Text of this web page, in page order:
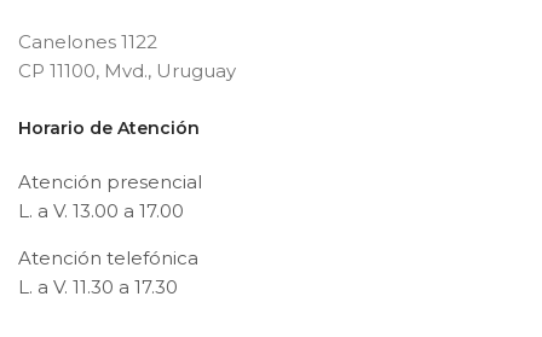
Canelones 1122
CP 11100, Mvd., Uruguay
Horario de Atención
Atención presencial
L. a V. 13.00 a 17.00
Atención telefónica
L. a V. 11.30 a 17.30